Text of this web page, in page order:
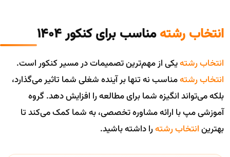
انتخاب رشتهمناسب برای کنکور ۱۴۰۴
انتخاب رشتهیکی از مهم‌ترین تصمیمات در مسیر کنکور است.
انتخاب رشتهمناسب نه تنها بر آینده شغلی شما تاثیر می‌گذارد،
بلکه می‌تواند انگیزه شما برای مطالعه را افزایش دهد. گروه
آموزشی مپ با ارائه مشاوره تخصصی، به شما کمک می‌کند تا
بهترینانتخاب رشتهرا داشته باشید.